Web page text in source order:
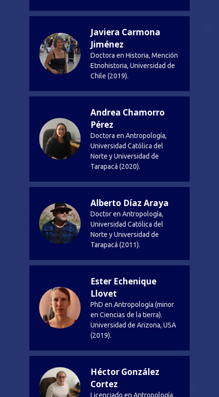
Javiera Carmona
Jiménez
Doctora en Historia, Mención
Etnohistoria, Universidad de
Chile (2019).
Andrea Chamorro
Pérez
Doctora en Antropología,
Universidad Católica del
Norte y Universidad de
Tarapacá (2020).
Alberto Díaz Araya
Doctor en Antropología,
Universidad Católica del
Norte y Universidad de
Tarapacá (2011).
Ester Echenique
Llovet
PhD en Antropología (minor
en Ciencias de la tierra).
Universidad de Arizona, USA
(2019).
Héctor González
Cortez
Licenciado en Antropología,